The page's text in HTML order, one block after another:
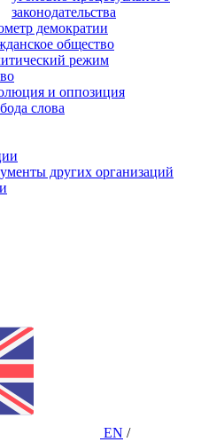
законодательства
демократии
общество
режим
и оппозиция
слова
других организаций
EN /